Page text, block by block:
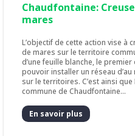
Chaudfontaine:
mares
L’objectif de cette action vise à
de mares sur le territoire
d’une feuille blanche, le
pouvoir installer un réseau
sur le territoires. C’est ainsi que
commune de Chaudfontaine...
En savoir plus